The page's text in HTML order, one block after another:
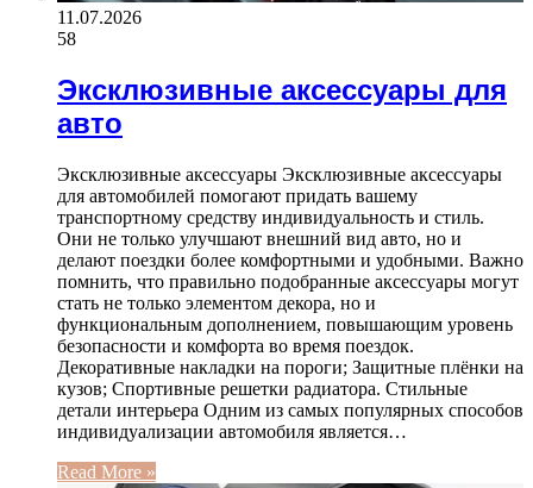
11.07.2026
58
Эксклюзивные аксессуары для
авто
Эксклюзивные аксессуары Эксклюзивные аксессуары
для автомобилей помогают придать вашему
транспортному средству индивидуальность и стиль.
Они не только улучшают внешний вид авто, но и
делают поездки более комфортными и удобными. Важно
помнить, что правильно подобранные аксессуары могут
стать не только элементом декора, но и
функциональным дополнением, повышающим уровень
безопасности и комфорта во время поездок.
Декоративные накладки на пороги; Защитные плёнки на
кузов; Спортивные решетки радиатора. Стильные
детали интерьера Одним из самых популярных способов
индивидуализации автомобиля является…
Read More »